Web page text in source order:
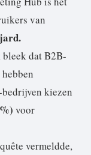
van
dat B2B-
kiezen
voor
vermeldde,